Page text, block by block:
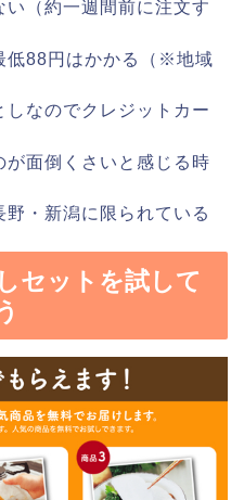
（約一週間前に注文す
低88円はかかる（※地域
なのでクレジットカー
面倒くさいと感じる時
・新潟に限られている
セットを試して